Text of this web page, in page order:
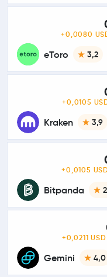
eToro 3,2
+0,0080
Kraken 3,9
+0,0105
Bitpanda
+0,0105
Gemini 4,0
+0,0211